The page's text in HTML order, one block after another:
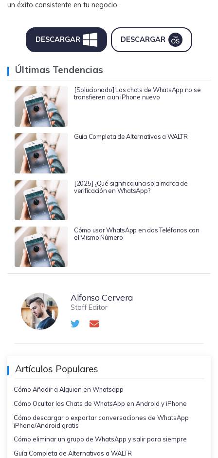
un éxito consistente en tu negocio.
DESCARGAR DESCARGAR
Últimas Tendencias
[Solucionado] Los chats de WhatsApp no se
transfieren a un iPhone nuevo
Guía Completa de Alternativas a WALTR
[2025] ¿Qué significa una sola marca de
verificación en WhatsApp?
Cómo usar WhatsApp en dos Teléfonos con
el Mismo Número
Alfonso Cervera
Staff Editor
Artículos Populares
Cómo Añadir a Alguien en Whatsapp
Cómo Ocultar los Chats de WhatsApp en Android y iPhone
Cómo descargar o exportar conversaciones de WhatsApp
iPhone/Android gratis
Cómo eliminar un grupo de WhatsApp y salir para siempre
Guía Completa de Alternativas a WALTR